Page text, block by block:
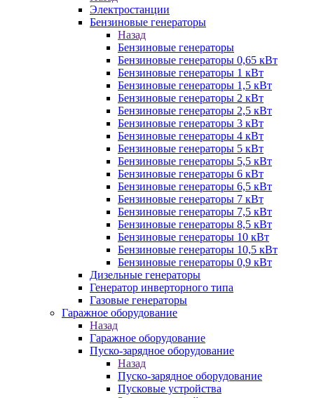
Электростанции
Бензиновые генераторы
Назад
Бензиновые генераторы
Бензиновые генераторы 0,65 кВт
Бензиновые генераторы 1 кВт
Бензиновые генераторы 1,5 кВт
Бензиновые генераторы 2 кВт
Бензиновые генераторы 2,5 кВт
Бензиновые генераторы 3 кВт
Бензиновые генераторы 4 кВт
Бензиновые генераторы 5 кВт
Бензиновые генераторы 5,5 кВт
Бензиновые генераторы 6 кВт
Бензиновые генераторы 6,5 кВт
Бензиновые генераторы 7 кВт
Бензиновые генераторы 7,5 кВт
Бензиновые генераторы 8,5 кВт
Бензиновые генераторы 10 кВт
Бензиновые генераторы 10,5 кВт
Бензиновые генераторы 0,9 кВт
Дизельные генераторы
Генератор инверторного типа
Газовые генераторы
Гаражное оборудование
Назад
Гаражное оборудование
Пуско-зарядное оборудование
Назад
Пуско-зарядное оборудование
Пусковые устройства